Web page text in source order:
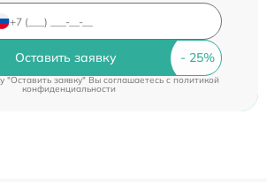
Оставить заявку
"Оставить заявку" Вы соглашаетесь c политикой
конфиденциальности